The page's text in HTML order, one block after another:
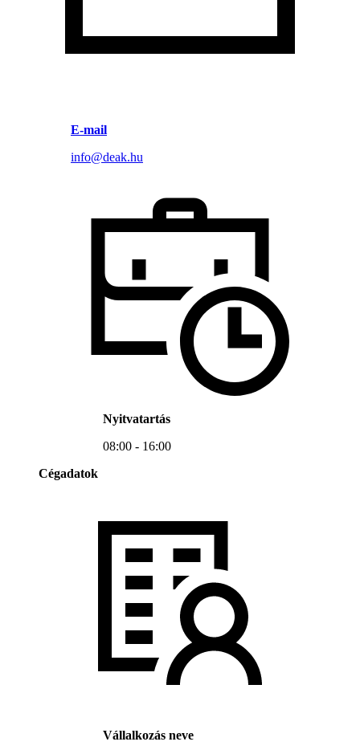
E-mail
info@deak.hu
Nyitvatartás
08:00 - 16:00
Cégadatok
Vállalkozás neve